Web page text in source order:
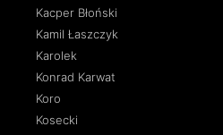
Kacper Błoński
Kamil Łaszczyk
Karolek
Konrad Karwat
Koro
Kosecki